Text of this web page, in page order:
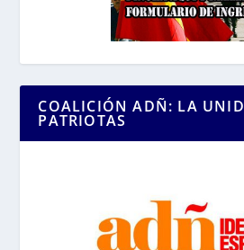
COALICIÓN ADÑ: LA
PATRIOTAS